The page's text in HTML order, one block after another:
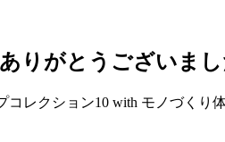
りがとうございまし
レクション10 with モノづく